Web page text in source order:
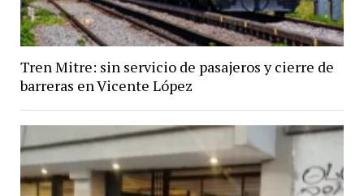
Tren Mitre: sin servicio de pasajeros y cierre de
barreras en Vicente López